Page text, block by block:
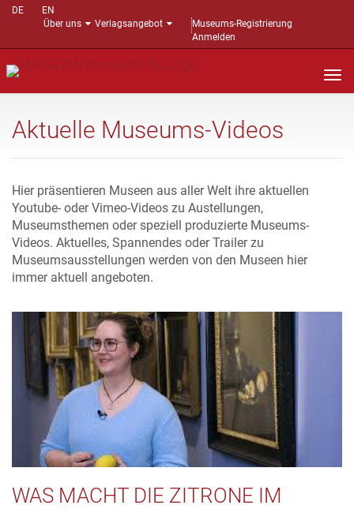
DE
EN
Über uns
Verlagsangebot
Museums-Registrierung
Anmelden
Aktuelle Museums-Videos
Hier präsentieren Museen aus aller Welt ihre aktuellen
Youtube- oder Vimeo-Videos zu Austellungen,
Museumsthemen oder speziell produzierte Museums-
Videos. Aktuelles, Spannendes oder Trailer zu
Museumsausstellungen werden von den Museen hier
immer aktuell angeboten.
WAS MACHT DIE ZITRONE IM